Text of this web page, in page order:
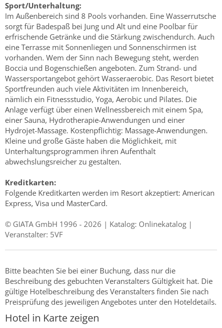
Sport/Unterhaltung:
Im Außenbereich sind 8 Pools vorhanden. Eine Wasserrutsche
sorgt für Badespaß bei Jung und Alt und eine Poolbar für
erfrischende Getränke und die Stärkung zwischendurch. Auch
eine Terrasse mit Sonnenliegen und Sonnenschirmen ist
vorhanden. Wem der Sinn nach Bewegung steht, werden
Boccia und Bogenschießen angeboten. Zum Strand- und
Wassersportangebot gehört Wasseraerobic. Das Resort bietet
Sportfreunden auch viele Aktivitäten im Innenbereich,
nämlich ein Fitnessstudio, Yoga, Aerobic und Pilates. Die
Anlage verfügt über einen Wellnessbereich mit einem Spa,
einer Sauna, Hydrotherapie-Anwendungen und einer
Hydrojet-Massage. Kostenpflichtig: Massage-Anwendungen.
Kleine und große Gäste haben die Möglichkeit, mit
Unterhaltungsprogrammen ihren Aufenthalt
abwechslungsreicher zu gestalten.
Kreditkarten:
Folgende Kreditkarten werden im Resort akzeptiert: American
Express, Visa und MasterCard.
© GIATA GmbH 1996 - 2026 | Katalog: Onlinekatalog |
Veranstalter: 5VF
Bitte beachten Sie bei einer Buchung, dass nur die
Beschreibung des gebuchten Veranstalters Gültigkeit hat. Die
gültige Hotelbeschreibung des Veranstalters finden Sie nach
Preisprüfung des jeweiligen Angebotes unter den Hoteldetails.
Hotel in Karte zeigen